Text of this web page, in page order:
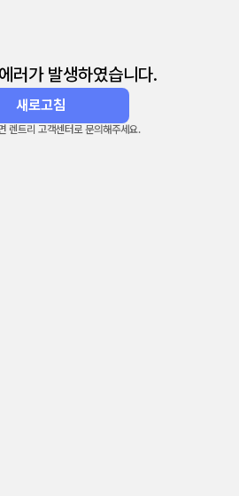
러가 발생하였습니다.
새로고침
렌트리 고객센터로 문의해주세요.